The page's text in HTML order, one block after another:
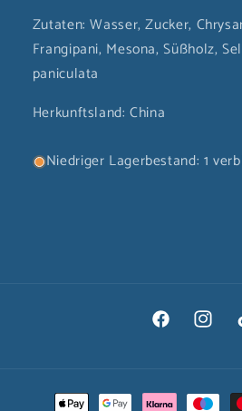
Zutaten: Wasser, Zucker,
Frangipani, Mesona, Süßholz,
paniculata
Herkunftsland: China
Niedriger Lagerbestand: 1
Facebook
Zahlungsmethoden